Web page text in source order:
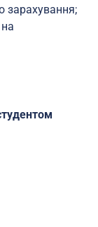
зарахування;